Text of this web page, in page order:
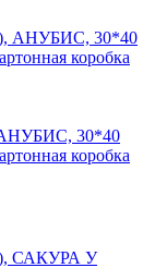
АНУБИС, 30*40
коробка